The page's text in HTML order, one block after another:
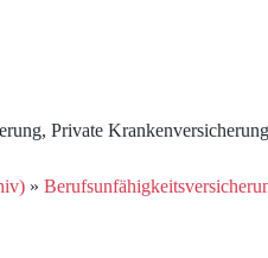
, Private Krankenversicherung
»